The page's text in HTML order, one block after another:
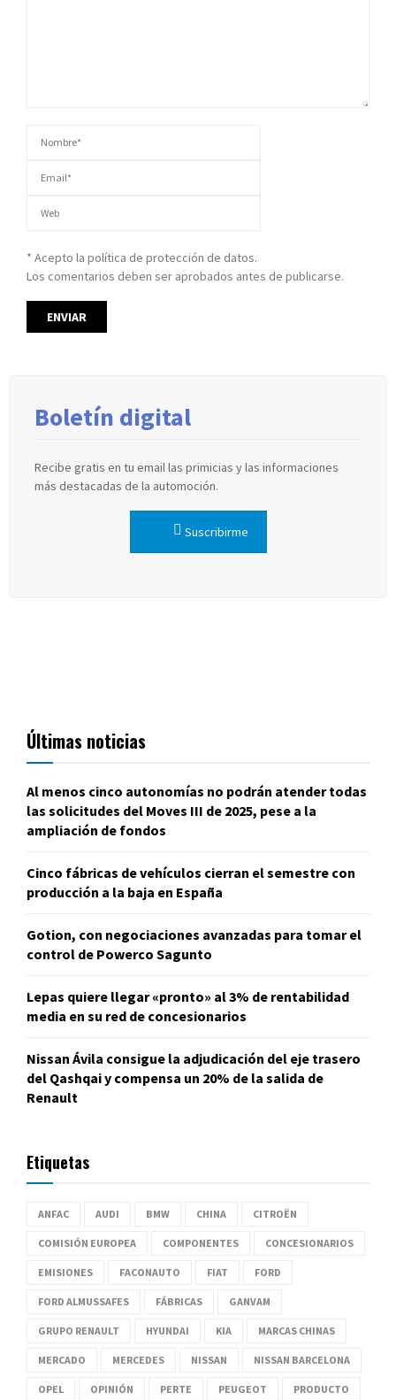
* Acepto la política de protección de datos.
Los comentarios deben ser aprobados antes de publicarse.
Boletín digital
Recibe gratis en tu email las primicias y las informaciones
más destacadas de la automoción.
Suscribirme
Últimas noticias
Al menos cinco autonomías no podrán atender todas
las solicitudes del Moves III de 2025, pese a la
ampliación de fondos
Cinco fábricas de vehículos cierran el semestre con
producción a la baja en España
Gotion, con negociaciones avanzadas para tomar el
control de Powerco Sagunto
Lepas quiere llegar «pronto» al 3% de rentabilidad
media en su red de concesionarios
Nissan Ávila consigue la adjudicación del eje trasero
del Qashqai y compensa un 20% de la salida de
Renault
Etiquetas
ANFAC AUDI BMW CHINA CITROËN
COMISIÓN EUROPEA COMPONENTES CONCESIONARIOS
EMISIONES FACONAUTO FIAT FORD
FORD ALMUSSAFES FÁBRICAS GANVAM
GRUPO RENAULT HYUNDAI KIA MARCAS CHINAS
MERCADO MERCEDES NISSAN NISSAN BARCELONA
OPEL OPINIÓN PERTE PEUGEOT PRODUCTO